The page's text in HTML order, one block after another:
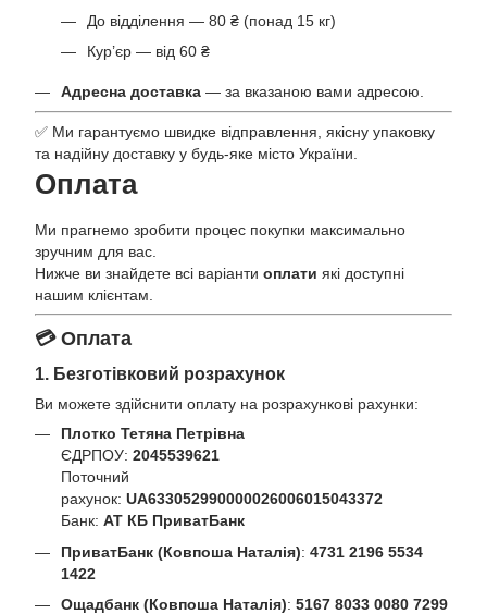
До відділення — 80 ₴ (понад 15 кг)
Кур’єр — від 60 ₴
Адресна доставка — за вказаною вами адресою.
✅ Ми гарантуємо швидке відправлення, якісну упаковку
та надійну доставку у будь-яке місто України.
Оплата
Ми прагнемо зробити процес покупки максимально
зручним для вас.
Нижче ви знайдете всі варіанти оплати які доступні
нашим клієнтам.
💳 Оплата
1. Безготівковий розрахунок
Ви можете здійснити оплату на розрахункові рахунки:
Плотко Тетяна Петрівна
ЄДРПОУ: 2045539621
Поточний
рахунок: UA633052990000026006015043372
Банк: АТ КБ ПриватБанк
ПриватБанк (Ковпоша Наталія): 4731 2196 5534
1422
Ощадбанк (Ковпоша Наталія): 5167 8033 0080 7299